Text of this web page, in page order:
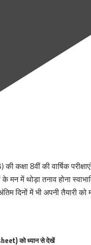
कक्षा 8वीं की वार्षिक परीक्षाएं
के मन में थोड़ा तनाव होना
दिनों में भी अपनी तैयारी
को ध्यान से देखें